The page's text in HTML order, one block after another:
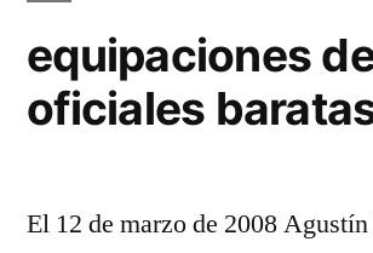
equipaciones
oficiales
El 12 de marzo de 2008